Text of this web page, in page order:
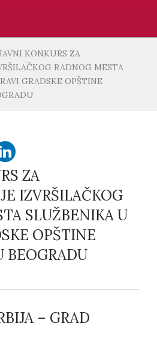
KONKURS ZA
RADNOG MESTA
GRADSKE OPŠTINE
ZA
IZVRŠILAČKOG
SLUŽBENIKA U
OPŠTINE
BEOGRADU
– GRAD